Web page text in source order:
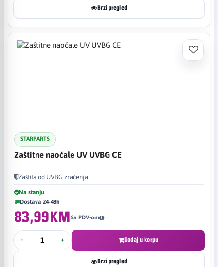
Brzi pregled
STARPARTS
Zaštitne naočale UV UVBG CE
Zaštita od UVBG zračenja
Na stanju
Dostava 24-48h
83,99KMSa PDV-om
- + Dodaj u korpu
Brzi pregled